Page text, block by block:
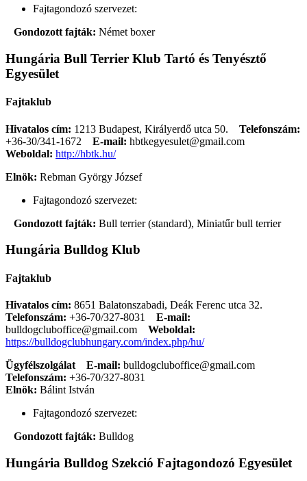
Fajtagondozó szervezet:
Gondozott fajták: Német boxer
Hungária Bull Terrier Klub Tartó és Tenyésztő
Egyesület
Fajtaklub
Hivatalos cím: 1213 Budapest, Királyerdő utca 50. Telefonszám:
+36-30/341-1672
E-mail: hbtkegyesulet@gmail.com
Weboldal: http://hbtk.hu/
Elnök: Rebman György József
Fajtagondozó szervezet:
Gondozott fajták: Bull terrier (standard), Miniatűr bull terrier
Hungária Bulldog Klub
Fajtaklub
Hivatalos cím: 8651 Balatonszabadi, Deák Ferenc utca 32.
Telefonszám: +36-70/327-8031
E-mail:
bulldogcluboffice@gmail.com
Weboldal:
https://bulldogclubhungary.com/index.php/hu/
Ügyfélszolgálat
E-mail: bulldogcluboffice@gmail.com
Telefonszám: +36-70/327-8031
Elnök: Bálint István
Fajtagondozó szervezet:
Gondozott fajták: Bulldog
Hungária Bulldog Szekció Fajtagondozó Egyesület